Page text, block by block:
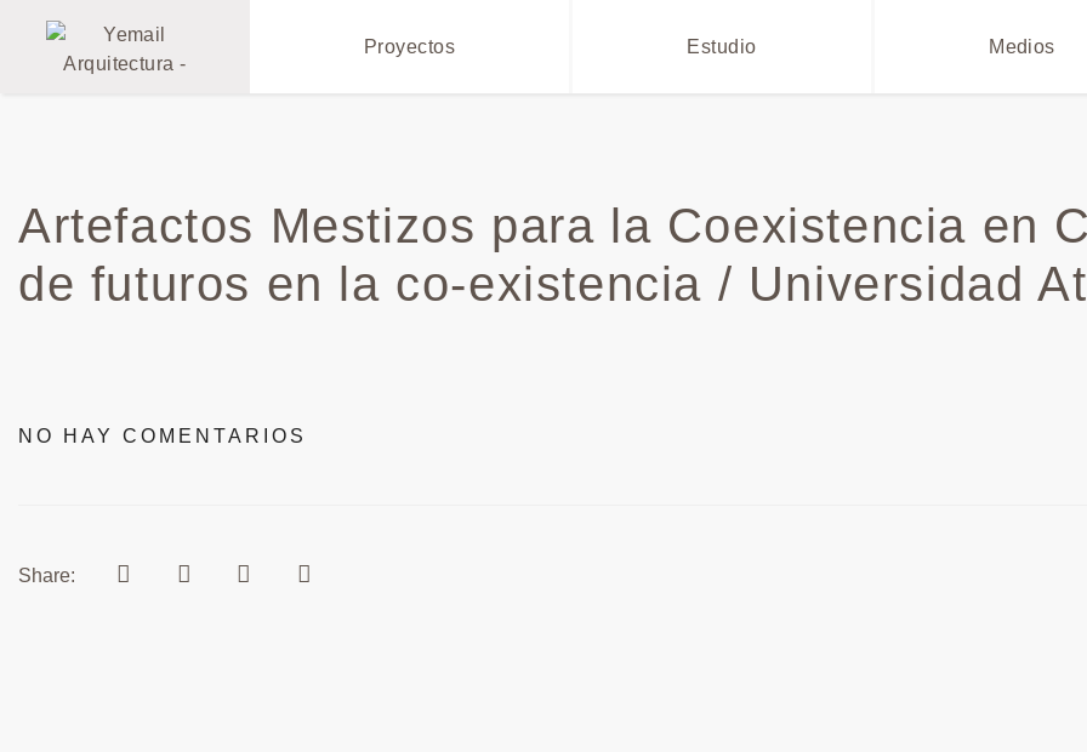
Proyectos Estudio Medios
Artefactos Mestizos para la Coexistencia en
de futuros en la co-existencia / Universidad
NO HAY COMENTARIOS
Share: